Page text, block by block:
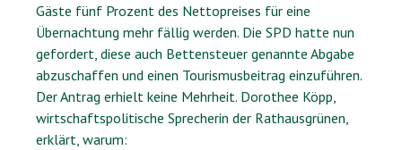
Gäste fünf Prozent des Nettopreises für eine
Übernachtung mehr fällig werden. Die SPD hatte nun
gefordert, diese auch Bettensteuer genannte Abgabe
abzuschaffen und einen Tourismusbeitrag einzuführen.
Der Antrag erhielt keine Mehrheit. Dorothee Köpp,
wirtschaftspolitische Sprecherin der Rathausgrünen,
erklärt, warum: